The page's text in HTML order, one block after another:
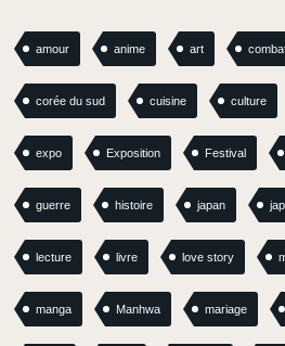
amour anime art
corée du sud cuisine culture
expo Exposition Festival
guerre histoire japan
lecture livre love story
manga Manhwa mariage